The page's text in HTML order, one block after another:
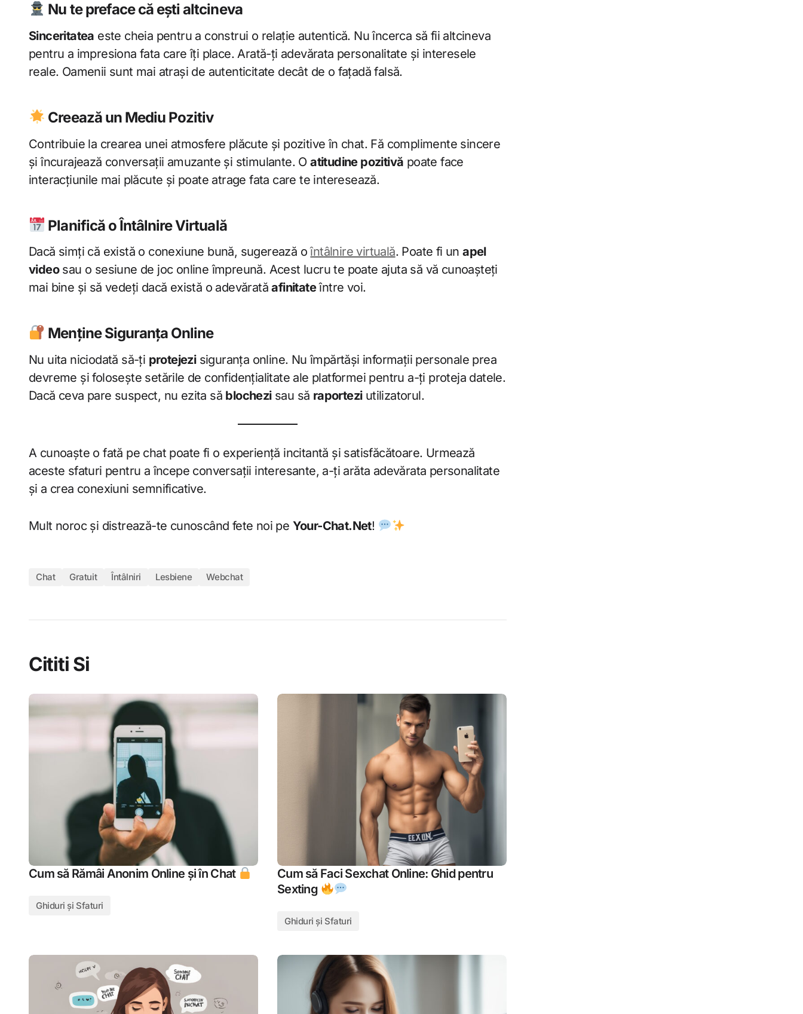
Nu te preface că ești altcineva
Sinceritatea este cheia pentru a construi o relație autentică. Nu încerca să fii altcineva
pentru a impresiona fata care îți place. Arată-ți adevărata personalitate și interesele
reale. Oamenii sunt mai atrași de autenticitate decât de o fațadă falsă.
Creează un Mediu Pozitiv
Contribuie la crearea unei atmosfere plăcute și pozitive în chat. Fă complimente sincere
și încurajează conversații amuzante și stimulante. Oatitudine pozitivă poate face
interacțiunile mai plăcute și poate atrage fata care te interesează.
Planifică o Întâlnire Virtuală
Dacă simți că există o conexiune bună, sugerează oîntâlnire virtuală. Poate fi unapel
videosau o sesiune de joc online împreună. Acest lucru te poate ajuta să vă cunoașteți
mai bine și să vedeți dacă există o adevăratăafinitateîntre voi.
Menține Siguranța Online
Nu uita niciodată să-ți protejezisiguranța online. Nu împărtăși informații personale prea
devreme și folosește setările de confidențialitate ale platformei pentru a-ți proteja datele.
Dacă ceva pare suspect, nu ezita să blochezisau să raporteziutilizatorul.
A cunoaște o fată pe chat poate fi o experiență incitantă și satisfăcătoare. Urmează
aceste sfaturi pentru a începe conversații interesante, a-ți arăta adevărata personalitate
și a crea conexiuni semnificative.
Mult noroc și distrează-te cunoscând fete noi pe Your-Chat.Net!
Chat Gratuit Întâlniri Lesbiene Webchat
Cititi Si
Cum să Rămâi Anonim Online și în Chat
Ghiduri și Sfaturi
Cum să Faci Sexchat Online: Ghid pentru
Sexting
Ghiduri și Sfaturi